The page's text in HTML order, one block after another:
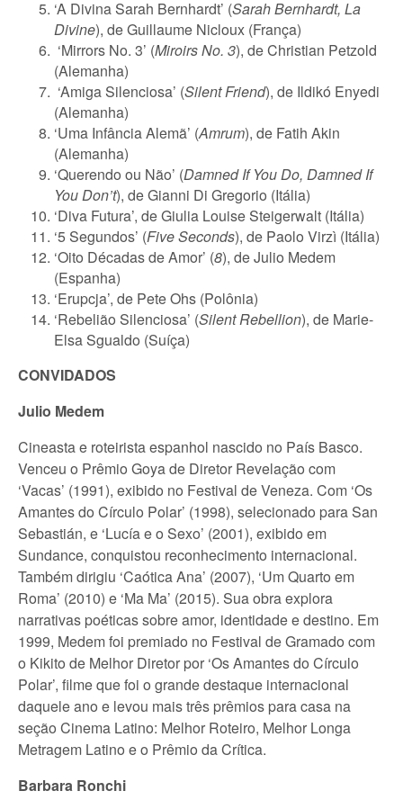
‘A Divina Sarah Bernhardt’ (Sarah Bernhardt, La
Divine), de Guillaume Nicloux (França)
‘Mirrors No. 3’ (Miroirs No. 3), de Christian Petzold
(Alemanha)
‘Amiga Silenciosa’ (Silent Friend), de Ildikó Enyedi
(Alemanha)
‘Uma Infância Alemã’ (Amrum), de Fatih Akin
(Alemanha)
‘Querendo ou Não’ (Damned If You Do, Damned If
You Don’t), de Gianni Di Gregorio (Itália)
‘Diva Futura’, de Giulia Louise Steigerwalt (Itália)
‘5 Segundos’ (Five Seconds), de Paolo Virzì (Itália)
‘Oito Décadas de Amor’ (8), de Julio Medem
(Espanha)
‘Erupcja’, de Pete Ohs (Polônia)
‘Rebelião Silenciosa’ (Silent Rebellion), de Marie-
Elsa Sgualdo (Suíça)
CONVIDADOS
Julio Medem
Cineasta e roteirista espanhol nascido no País Basco.
Venceu o Prêmio Goya de Diretor Revelação com
‘Vacas’ (1991), exibido no Festival de Veneza. Com ‘Os
Amantes do Círculo Polar’ (1998), selecionado para San
Sebastián, e ‘Lucía e o Sexo’ (2001), exibido em
Sundance, conquistou reconhecimento internacional.
Também dirigiu ‘Caótica Ana’ (2007), ‘Um Quarto em
Roma’ (2010) e ‘Ma Ma’ (2015). Sua obra explora
narrativas poéticas sobre amor, identidade e destino. Em
1999, Medem foi premiado no Festival de Gramado com
o Kikito de Melhor Diretor por ‘Os Amantes do Círculo
Polar’, filme que foi o grande destaque internacional
daquele ano e levou mais três prêmios para casa na
seção Cinema Latino: Melhor Roteiro, Melhor Longa
Metragem Latino e o Prêmio da Crítica.
Barbara Ronchi